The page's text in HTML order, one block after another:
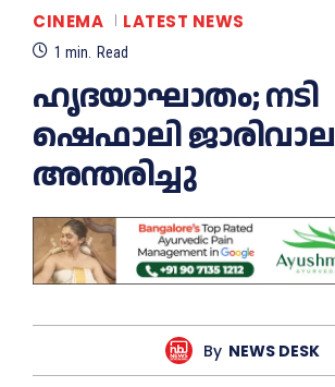
CINEMA LATEST NEWS
1 min. Read
ഹൃദയാഘാതം; നടി
ഷെഫാലി ജാരിവാല
അന്തരിച്ചു
By NEWS DESK